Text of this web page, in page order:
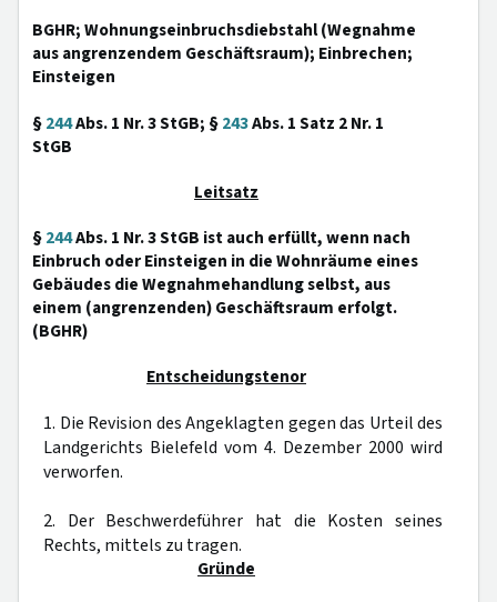
BGHR; Wohnungseinbruchsdiebstahl (Wegnahme
aus angrenzendem Geschäftsraum); Einbrechen;
Einsteigen
§244Abs. 1 Nr. 3 StGB; §243Abs. 1 Satz 2 Nr. 1
StGB
Leitsatz
§244Abs. 1 Nr. 3 StGB ist auch erfüllt, wenn nach
Einbruch oder Einsteigen in die Wohnräume eines
Gebäudes die Wegnahmehandlung selbst, aus
einem (angrenzenden) Geschäftsraum erfolgt.
(BGHR)
Entscheidungstenor
1. Die Revision des Angeklagten gegen das Urteil des
Landgerichts Bielefeld vom 4. Dezember 2000 wird
verworfen.
2. Der Beschwerdeführer hat die Kosten seines
Rechts, mittels zu tragen.
Gründe